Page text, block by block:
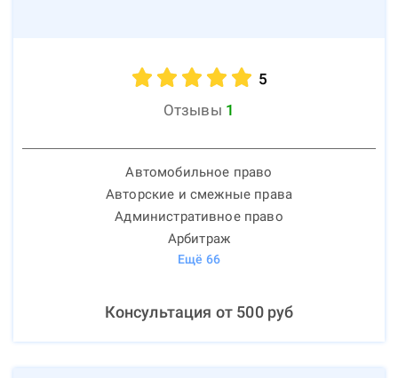
5
Отзывы 1
Автомобильное право
Авторские и смежные права
Административное право
Арбитраж
Ещё 66
Консультация от 500руб